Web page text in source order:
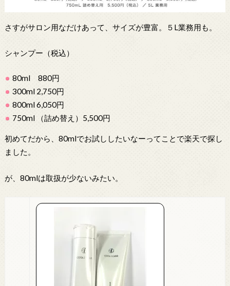
さすがサロン用なだけあって、サイズが豊富。５L業務用も。
シャンプー（税込）
80ml 880円
300ml 2,750円
800ml 6,050円
750ml （詰め替え）5,500円
初めてだから、80mlでお試ししたいなーってことで楽天で探し
ました。
が、80mlは取扱が少ないみたい。